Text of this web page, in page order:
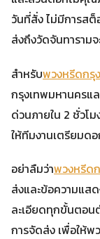
วันที่สั่ง ไม่มีการส
ส่งถึงวัดจันทาราม
สำหรับพวงหรีดกรุ
กรุงเทพมหานครแ
ด่วนภายใน 2 ชั่วโ
ให้ทีมงานเตรียมด
อย่าลืมว่าพวงหรีด
ส่งและข้อความแส
ละเอียดทุกขั้นตอน
การจัดส่ง เพื่อให้